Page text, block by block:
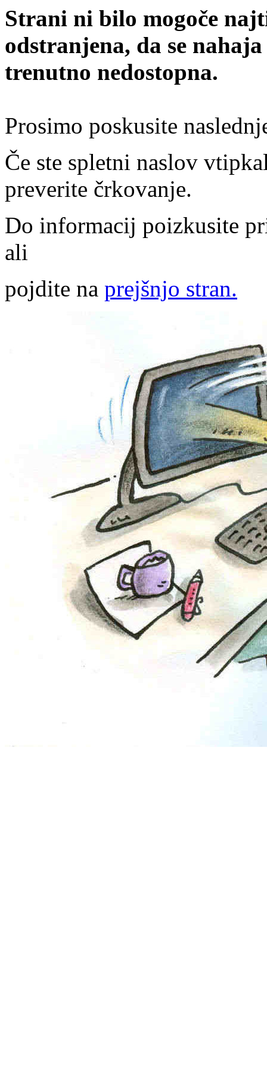
Strani ni bilo mogoče
odstranjena, da se
trenutno nedostopna.
Prosimo poskusite
Če ste spletni naslov
preverite črkovanje.
Do informacij poizkusite
ali
pojdite na prejšnjo stran.